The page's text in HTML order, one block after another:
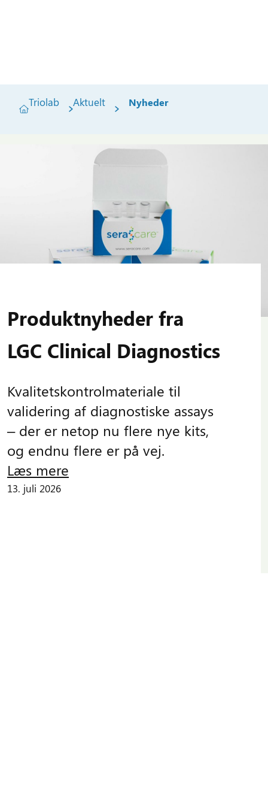
Triolab Aktuelt Nyheder
Produktnyheder fra
LGC Clinical Diagnostics
Kvalitetskontrolmateriale til
validering af diagnostiske assays
– der er netop nu flere nye kits,
og endnu flere er på vej.
Læs mere
13. juli 2026